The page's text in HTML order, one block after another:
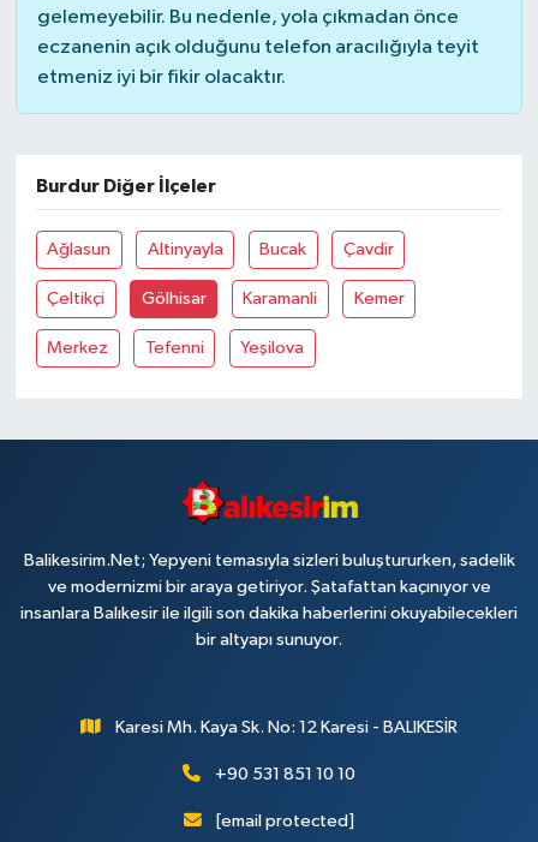
gelemeyebilir. Bu nedenle, yola çıkmadan önce
eczanenin açık olduğunu telefon aracılığıyla teyit
etmeniz iyi bir fikir olacaktır.
Burdur Diğer İlçeler
Ağlasun Altinyayla Bucak Çavdir
Çeltikçi Gölhisar Karamanli Kemer
Merkez Tefenni Yeşilova
Balikesirim.Net; Yepyeni temasıyla sizleri buluştururken, sadelik
ve modernizmi bir araya getiriyor. Şatafattan kaçınıyor ve
insanlara Balıkesir ile ilgili son dakika haberlerini okuyabilecekleri
bir altyapı sunuyor.
Karesi Mh. Kaya Sk. No: 12 Karesi - BALIKESİR
+90 531 851 10 10
[email protected]